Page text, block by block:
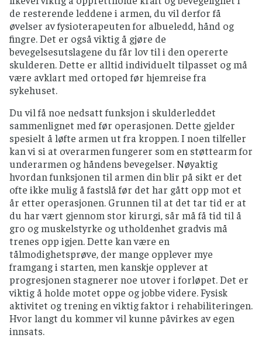
de resterende leddene i armen, du vil derfor få
øvelser av fysioterapeuten for albueledd, hånd og
fingre. Det er også viktig å gjøre de
bevegelsesutslagene du får lov til i den opererte
skulderen. Dette er alltid individuelt tilpasset og må
være avklart med ortoped før hjemreise fra
sykehuset.
Du vil få noe nedsatt funksjon i skulderleddet
sammenlignet med før operasjonen. Dette gjelder
spesielt å løfte armen ut fra kroppen. I noen tilfeller
kan vi si at overarmen fungerer som en støttearm for
underarmen og håndens bevegelser. Nøyaktig
hvordan funksjonen til armen din blir på sikt er det
ofte ikke mulig å fastslå før det har gått opp mot et
år etter operasjonen. Grunnen til at det tar tid er at
du har vært gjennom stor kirurgi, sår må få tid til å
gro og muskelstyrke og utholdenhet gradvis må
trenes opp igjen. Dette kan være en
tålmodighetsprøve, der mange opplever mye
framgang i starten, men kanskje opplever at
progresjonen stagnerer noe utover i forløpet. Det er
viktig å holde motet oppe og jobbe videre. Fysisk
aktivitet og trening en viktig faktor i rehabiliteringen.
Hvor langt du kommer vil kunne påvirkes av egen
innsats.